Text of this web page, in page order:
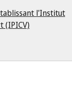
l'Institut
(IPICV)